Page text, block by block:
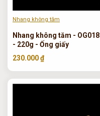
Nhang không tăm
Nhang không tăm - OG018
- 220g - Ống giấy
230.000 ₫